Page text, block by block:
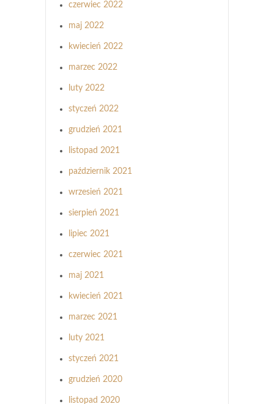
czerwiec 2022
maj 2022
kwiecień 2022
marzec 2022
luty 2022
styczeń 2022
grudzień 2021
listopad 2021
październik 2021
wrzesień 2021
sierpień 2021
lipiec 2021
czerwiec 2021
maj 2021
kwiecień 2021
marzec 2021
luty 2021
styczeń 2021
grudzień 2020
listopad 2020